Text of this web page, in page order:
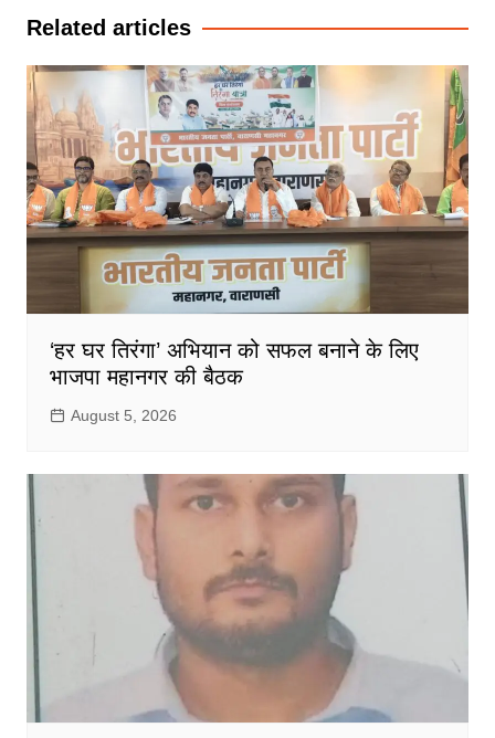
Related articles
‘हर घर तिरंगा’ अभियान को सफल बनाने के लिए
भाजपा महानगर की बैठक
August 5, 2026